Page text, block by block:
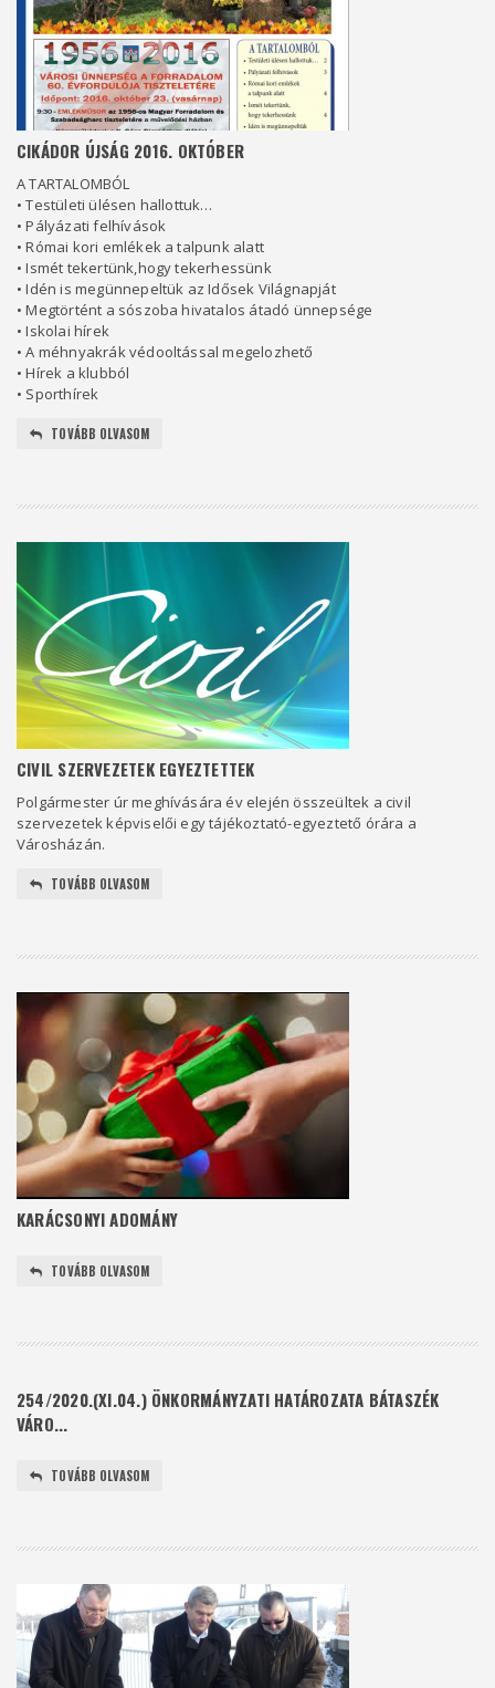
CIKÁDOR ÚJSÁG 2016. OKTÓBER
A TARTALOMBÓL
• Testületi ülésen hallottuk…
• Pályázati felhívások
• Római kori emlékek a talpunk alatt
• Ismét tekertünk,hogy tekerhessünk
• Idén is megünnepeltük az Idősek Világnapját
• Megtörtént a sószoba hivatalos átadó ünnepsége
• Iskolai hírek
• A méhnyakrák védooltással megelozhető
• Hírek a klubból
• Sporthírek
TOVÁBB OLVASOM
CIVIL SZERVEZETEK EGYEZTETTEK
Polgármester úr meghívására év elején összeültek a civil
szervezetek képviselői egy tájékoztató-egyeztető órára a
Városházán.
TOVÁBB OLVASOM
KARÁCSONYI ADOMÁNY
TOVÁBB OLVASOM
254/2020.(XI.04.) ÖNKORMÁNYZATI HATÁROZATA BÁTASZÉK
VÁRO...
TOVÁBB OLVASOM